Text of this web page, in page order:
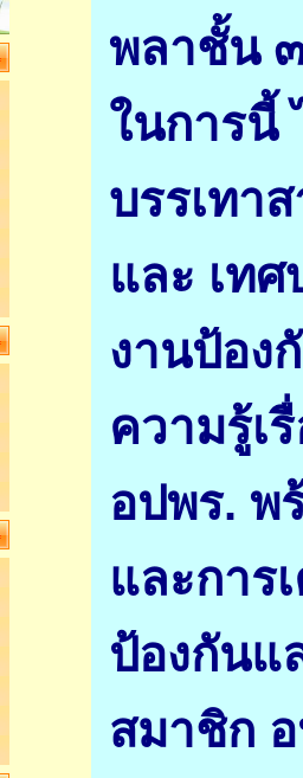
พลาชั้น
ในการนี้
บรรเทา
และ เท
งานป้อง
ความรู้เ
อปพร. พ
และการ
ป้องกันแ
สมาชิก